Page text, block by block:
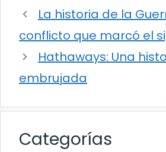
La historia de la
conflicto que marcó el
Hathaways: Una
embrujada
Categorías